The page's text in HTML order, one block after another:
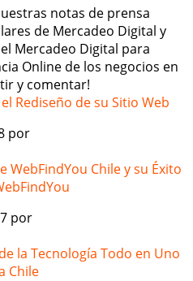
notas de prensa
de Mercadeo Digital y
Mercadeo Digital para
Online de los negocios en
y comentar!
Rediseño de su Sitio Web
por
WebFindYou Chile y su Éxito
por
la Tecnología Todo en Uno
Chile